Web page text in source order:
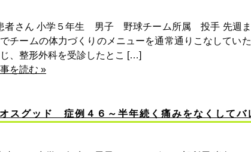
さん 小学５年生 男子 野球チーム所属 投手 先週ま
チームの体力づくりのメニューを通常通りこなしてい
、整形外科を受診したとこ […]
を読む »
オスグッド 症例４６～半年続く痛みをなくしてバ